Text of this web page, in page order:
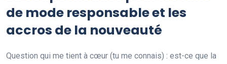
de mode responsable et les
accros de la nouveauté
Question qui me tient à cœur (tu me connais) : est-ce que la